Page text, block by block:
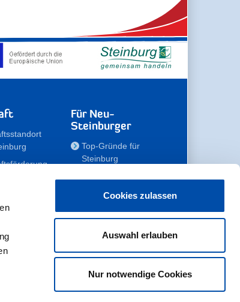
Cookies zulassen
Auswahl erlauben
Nur notwendige Cookies
Für Neu-
Steinburger
Top-Gründe für
Steinburg
Meine Immobilie
Erholen